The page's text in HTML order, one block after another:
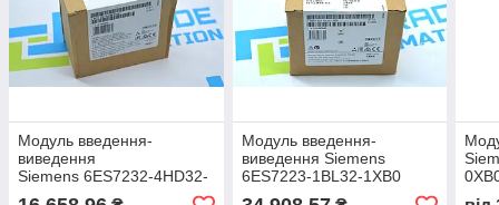
Модуль введення-
виведення
Siemens 6ES7232-4HD32-
0XB0
Модуль введення-
виведення Siemens
6ES7223-1BL32-1XB0